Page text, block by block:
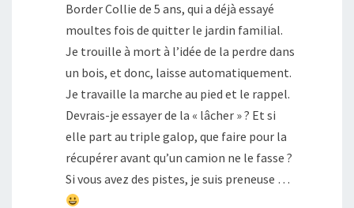
Border Collie de 5 ans, qui a déjà essayé
moultes fois de quitter le jardin familial.
Je trouille à mort à l’idée de la perdre dans
un bois, et donc, laisse automatiquement.
Je travaille la marche au pied et le rappel.
Devrais-je essayer de la « lâcher » ? Et si
elle part au triple galop, que faire pour la
récupérer avant qu’un camion ne le fasse ?
Si vous avez des pistes, je suis preneuse …